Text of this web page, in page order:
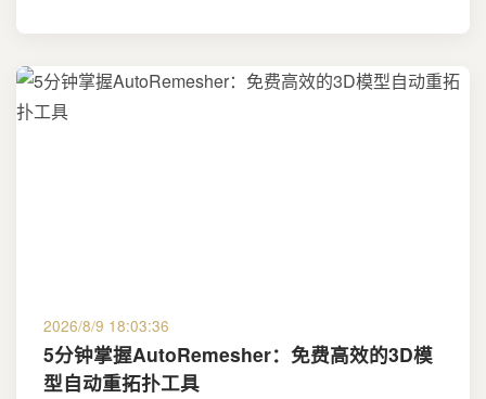
2026/8/9 18:03:36
5分钟掌握AutoRemesher：免费高效的3D模
型自动重拓扑工具